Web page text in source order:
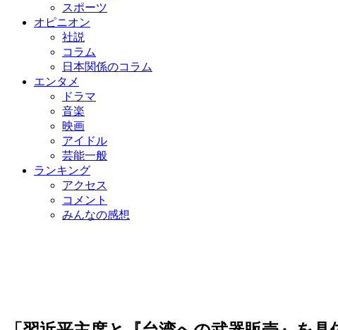
スポーツ
オピニオン
社説
コラム
日本関係のコラム
エンタメ
ドラマ
音楽
映画
アイドル
芸能一般
ランキング
アクセス
コメント
みんなの感想